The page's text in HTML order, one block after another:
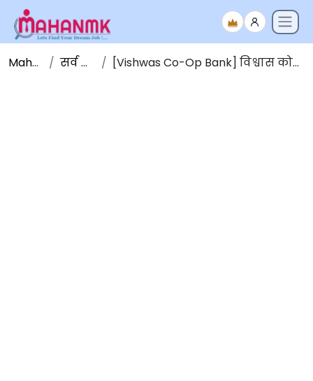
Maha NMK सर्व जाहिराती [Vishwas Co-Op Bank] विश्वास को-ऑप बँक नाशिक भरती २०२१